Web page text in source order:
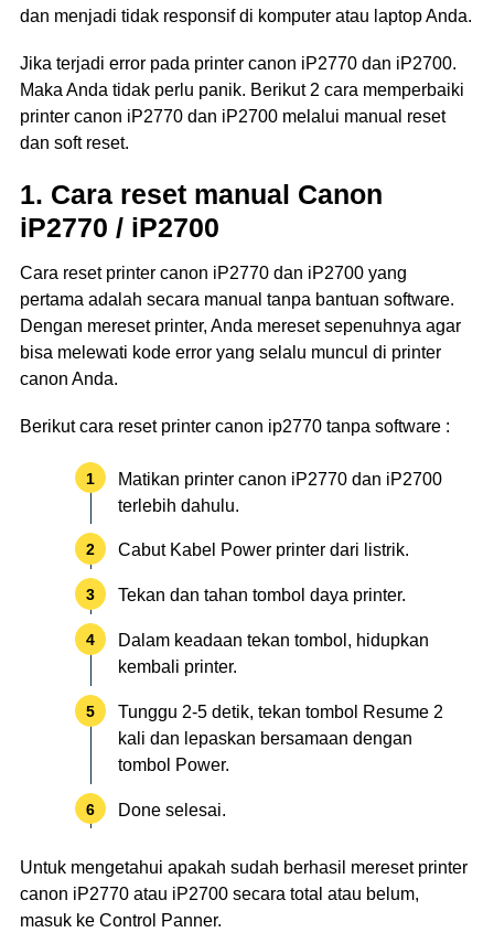
dan menjadi tidak responsif di komputer atau laptop Anda.
Jika terjadi error pada printer canon iP2770 dan iP2700.
Maka Anda tidak perlu panik. Berikut 2 cara memperbaiki
printer canon iP2770 dan iP2700 melalui manual reset
dan soft reset.
1. Cara reset manual Canon
iP2770 / iP2700
Cara reset printer canon iP2770 dan iP2700 yang
pertama adalah secara manual tanpa bantuan software.
Dengan mereset printer, Anda mereset sepenuhnya agar
bisa melewati kode error yang selalu muncul di printer
canon Anda.
Berikut cara reset printer canon ip2770 tanpa software :
Matikan printer canon iP2770 dan iP2700
terlebih dahulu.
Cabut Kabel Power printer dari listrik.
Tekan dan tahan tombol daya printer.
Dalam keadaan tekan tombol, hidupkan
kembali printer.
Tunggu 2-5 detik, tekan tombol Resume 2
kali dan lepaskan bersamaan dengan
tombol Power.
Done selesai.
Untuk mengetahui apakah sudah berhasil mereset printer
canon iP2770 atau iP2700 secara total atau belum,
masuk ke Control Panner.